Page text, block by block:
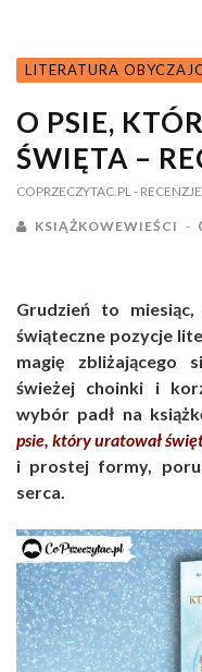
LITERATURA
O PSIE,
ŚWIĘTA –
COPRZECZYTAC.PL - RECENZJE
KSIĄŻKOWEWIEŚCI
Grudzień to
świąteczne pozycje
magię zbliżającego
świeżej choinki i
wybór padł na
psie, który uratował
i prostej formy,
serca.